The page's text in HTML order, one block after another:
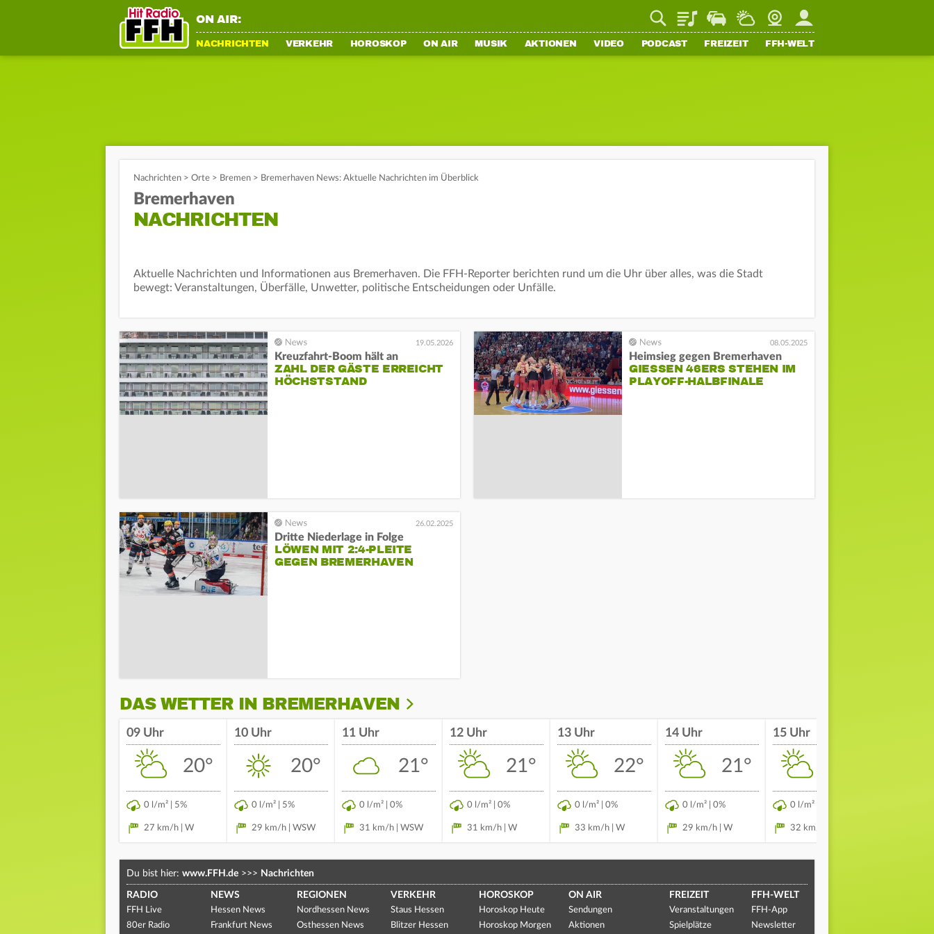
ON AIR: PlaylistStaupilotWetterWebcamMein FFH
NACHRICHTEN VERKEHR HOROSKOP ON AIR MUSIK AKTIONEN VIDEO PODCAST FREIZEIT FFH-WELT
Nachrichten > Orte > Bremen > Bremerhaven News: Aktuelle Nachrichten im Überblick
Bremerhaven
NACHRICHTEN
Aktuelle Nachrichten und Informationen aus Bremerhaven. Die FFH-Reporter berichten rund um die Uhr über alles, was die Stadt
bewegt: Veranstaltungen, Überfälle, Unwetter, politische Entscheidungen oder Unfälle.
19.05.2026
Kreuzfahrt-Boom hält an
ZAHL DER GÄSTE ERREICHT
HÖCHSTSTAND
08.05.2025
Heimsieg gegen Bremerhaven
GIESSEN 46ERS STEHEN IM P
LAYOFF-HALBFINALE
26.02.2025
Dritte Niederlage in Folge
LÖWEN MIT 2:4-PLEITE
GEGEN BREMERHAVEN
DAS WETTER IN BREMERHAVEN
09 Uhr
20°
0 l/m² | 5%
27 km/h | W
10 Uhr
20°
0 l/m² | 5%
29 km/h | WSW
11 Uhr
21°
0 l/m² | 0%
31 km/h | WSW
12 Uhr
21°
0 l/m² | 0%
31 km/h | W
13 Uhr
22°
0 l/m² | 0%
33 km/h | W
14 Uhr
21°
0 l/m² | 0%
29 km/h | W
15 Uhr
0 l/m² | 0%
32 km/h | W
Du bist hier: www.FFH.de >>> Nachrichten
RADIO
FFH Live
80er Radio
NEWS
Hessen News
Frankfurt News
REGIONEN
Nordhessen News
Osthessen News
VERKEHR
Staus Hessen
Blitzer Hessen
HOROSKOP
Horoskop Heute
Horoskop Morgen
ON AIR
Sendungen
Aktionen
FREIZEIT
Veranstaltungen
Spielplätze
FFH-WELT
FFH-App
Newsletter